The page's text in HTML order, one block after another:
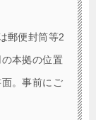
郵便封筒等2
本拠の位置
。事前にご